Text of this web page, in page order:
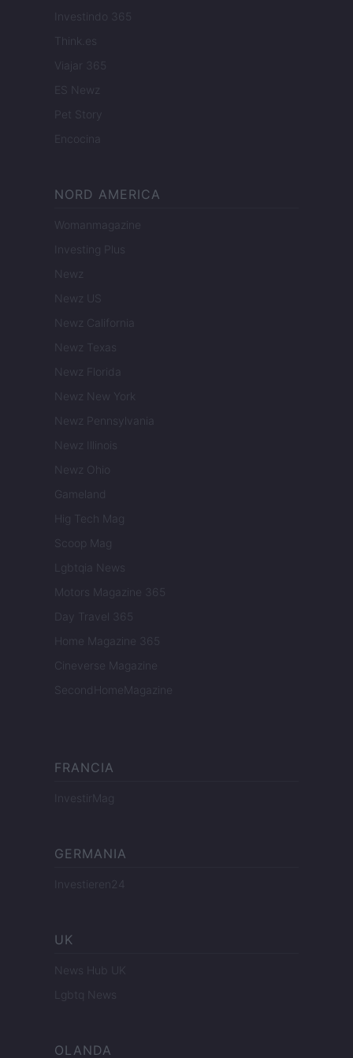
Investindo 365
Think.es
Viajar 365
ES Newz
Pet Story
Encocina
NORD AMERICA
Womanmagazine
Investing Plus
Newz
Newz US
Newz California
Newz Texas
Newz Florida
Newz New York
Newz Pennsylvania
Newz Illinois
Newz Ohio
Gameland
Hig Tech Mag
Scoop Mag
Lgbtqia News
Motors Magazine 365
Day Travel 365
Home Magazine 365
Cineverse Magazine
SecondHomeMagazine
FRANCIA
InvestirMag
GERMANIA
Investieren24
UK
News Hub UK
Lgbtq News
OLANDA